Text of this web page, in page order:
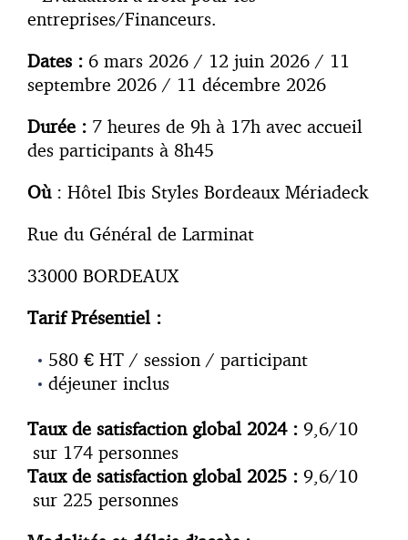
entreprises/Financeurs.
Dates : 6 mars 2026 / 12 juin 2026 / 11
septembre 2026 / 11 décembre 2026
Durée : 7 heures de 9h à 17h avec accueil
des participants à 8h45
Où : Hôtel Ibis Styles Bordeaux Mériadeck
Rue du Général de Larminat
33000 BORDEAUX
Tarif Présentiel :
580 € HT / session / participant
déjeuner inclus
Taux de satisfaction global 2024 : 9,6/10
sur 174 personnes
Taux de satisfaction global 2025 : 9,6/10
sur 225 personnes